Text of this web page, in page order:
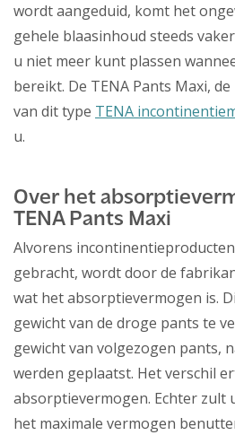
wordt aangeduid, komt het
gehele blaasinhoud steeds
u niet meer kunt plassen
bereikt. De TENA Pants Maxi,
van dit type TENA
u.
Over het
TENA Pants Maxi
Alvorens
gebracht, wordt door de
wat het absorptievermogen is.
gewicht van de droge pants te
gewicht van volgezogen pants,
werden geplaatst. Het verschil
absorptievermogen. Echter zult
het maximale vermogen